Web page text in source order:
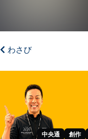
わさび
中央通 創作